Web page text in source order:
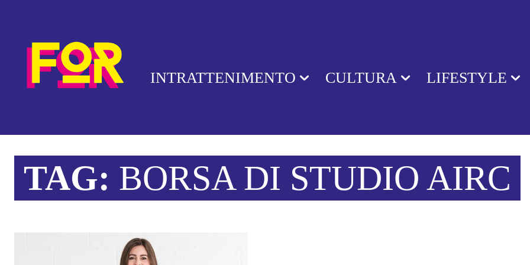
INTRATTENIMENTO CULTURA LIFESTYLE
TAG: BORSA DI STUDIO AIRC